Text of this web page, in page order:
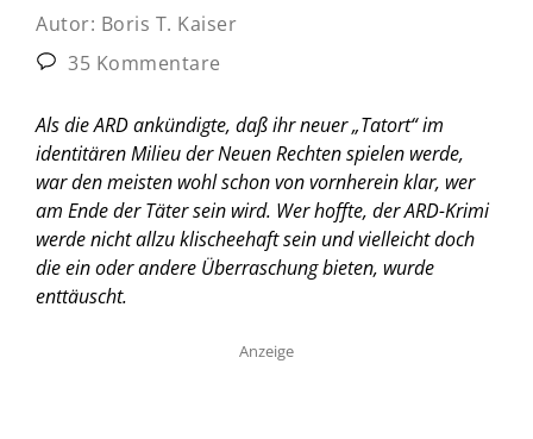
Autor: Boris T. Kaiser
35 Kommentare
Als die ARD ankündigte, daß ihr neuer „Tatort“ im
identitären Milieu der Neuen Rechten spielen werde,
war den meisten wohl schon von vornherein klar, wer
am Ende der Täter sein wird. Wer hoffte, der ARD-Krimi
werde nicht allzu klischeehaft sein und vielleicht doch
die ein oder andere Überraschung bieten, wurde
enttäuscht.
Anzeige